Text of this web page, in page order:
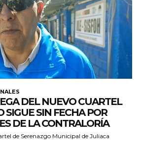
DEL NUEVO CUARTEL
SIGUE SIN FECHA POR
DE LA CONTRALORÍA
de Serenazgo Municipal de Juliaca